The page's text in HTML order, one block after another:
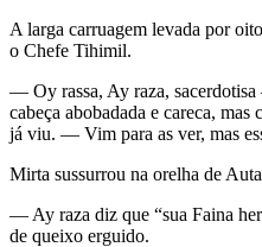
A larga carruagem levada por
o Chefe Tihimil.
— Oy rassa, Ay raza,
cabeça abobadada e careca,
já viu. — Vim para as ver, mas
Mirta sussurrou na orelha de
— Ay raza diz que “sua Faina
de queixo erguido.